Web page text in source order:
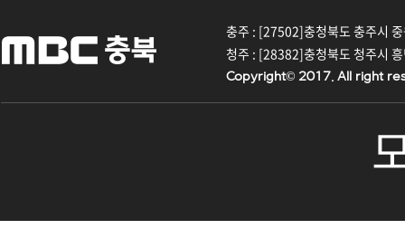
충주 : [27502]충청북도 충주시
청주 : [28382]충청북도 청주시
Copyright© 2017. All right